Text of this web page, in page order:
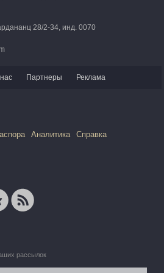
28/2-34, инд. 0070
Партнеры Реклама
Аналитика
Справка
рассылок